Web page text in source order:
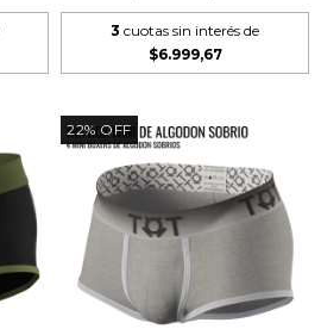
3 cuotas sin interés de
$6.999,67
22%OFF